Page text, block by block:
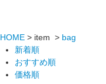
HOME > item > bag
新着順
おすすめ順
価格順